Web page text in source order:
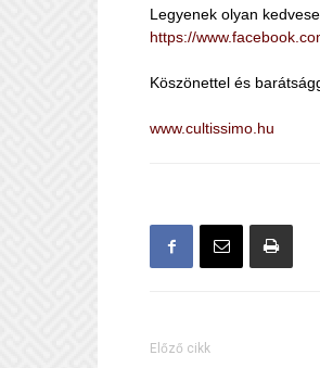
Legyenek olyan
https://
Köszönettel és
www.cultissimo.hu
Előző cikk